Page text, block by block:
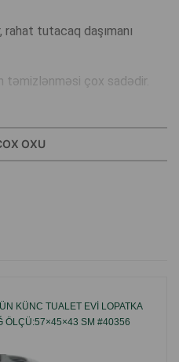
tutacaq daşımanı
təmizlənməsi çox sadədir.
OXU
KÜNC TUALET EVI LOPATKA
ÖLÇÜ:57×45×43 SM #40356